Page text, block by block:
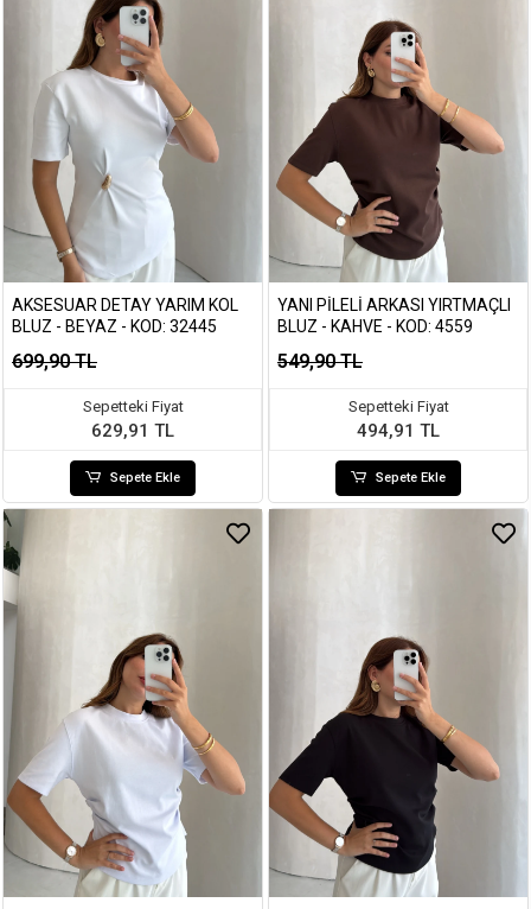
AKSESUAR DETAY YARIM KOL
BLUZ - BEYAZ - KOD: 32445
699,90 TL
Sepetteki Fiyat
629,91 TL
Sepete Ekle
YANI PILELI ARKASI YIRTMAÇLI
BLUZ - KAHVE - KOD: 4559
549,90 TL
Sepetteki Fiyat
494,91 TL
Sepete Ekle